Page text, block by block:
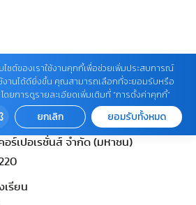
เนทีฟ จำกัด
ร์เปอเรชั่นส์ จำกัด (มหาชน)
รียน
ไซต์ของเราใช้งานคุกกี้เพื่อช่วยเพิ่มประสบการณ์
ช้งานได้ดียิ่งขึ้น คุณสามารถเลือกที่จะยอมรับหรือ
ดยการดูรายละเอียดเพิ่มเติมที่ “การตั้งค่าคุกกี้”
ยกเลิก ยอมรับทั้งหมด